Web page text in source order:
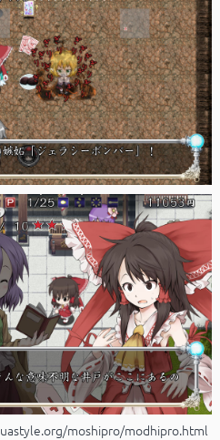
moshipro/modhipro.html